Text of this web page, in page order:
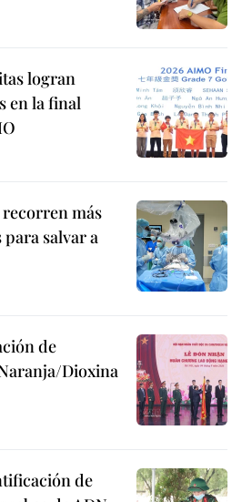
logran
en la final
más
salvar a
de
Dioxina
de